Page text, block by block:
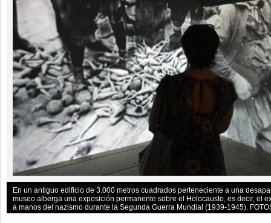
En un antiguo edificio de 3.000 metros cuadrados perteneciente a una
museo alberga una exposición permanente sobre el Holocausto, es decir, el
a manos del nazismo durante la Segunda Guerra Mundial (1939-1945).